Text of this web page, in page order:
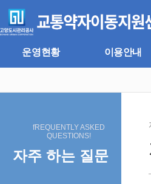
뉴
바
기
바
로
운영현황 이용안내
자주 하는 질문
fREQUENTLY ASKED
QUESTIONS!